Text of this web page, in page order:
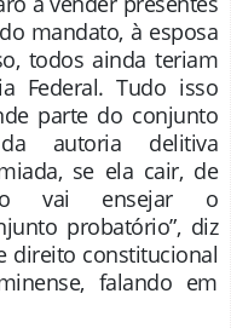
mandato, à esposa
todos ainda teriam
Federal. Tudo isso
parte do conjunto
autoria delitiva
se ela cair, de
vai ensejar o
probatório”, diz
direito constitucional
falando em